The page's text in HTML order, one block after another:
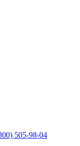
505-98-04